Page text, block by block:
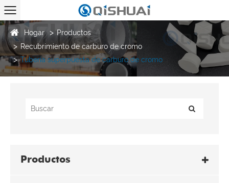
Hogar
Productos
Recubrimiento de carburo de cromo
Tubería superpuesta de carburo de cromo
Productos